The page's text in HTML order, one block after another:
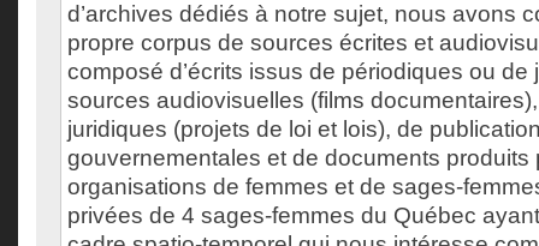
d’archives dédiés à notre sujet, nous avons
propre corpus de sources écrites et
composé d’écrits issus de périodiques ou de
sources audiovisuelles (films
juridiques (projets de loi et lois), de
gouvernementales et de documents produits
organisations de femmes et de sages-
privées de 4 sages-femmes du Québec